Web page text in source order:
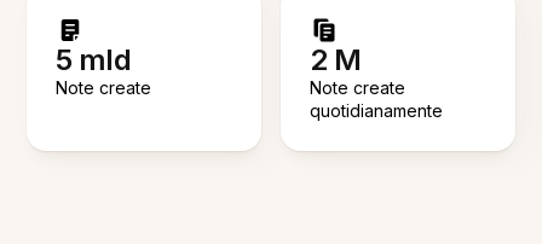
5 mld
Note create
2 M
Note create
quotidianamente